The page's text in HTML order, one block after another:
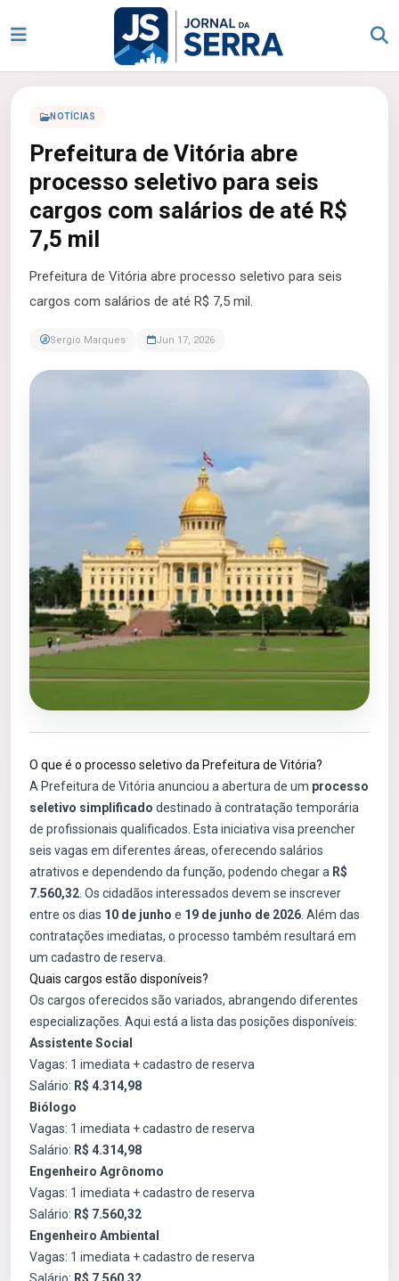
NOTÍCIAS
Prefeitura de Vitória abre
processo seletivo para seis
cargos com salários de até R$
7,5 mil
Prefeitura de Vitória abre processo seletivo para seis
cargos com salários de até R$ 7,5 mil.
Sergio Marques Jun 17, 2026
O que é o processo seletivo da Prefeitura de Vitória?
A Prefeitura de Vitória anunciou a abertura de um processo
seletivo simplificado destinado à contratação temporária
de profissionais qualificados. Esta iniciativa visa preencher
seis vagas em diferentes áreas, oferecendo salários
atrativos e dependendo da função, podendo chegar a R$
7.560,32 . Os cidadãos interessados devem se inscrever
entre os dias 10 de junho e 19 de junho de 2026 . Além das
contratações imediatas, o processo também resultará em
um cadastro de reserva.
Quais cargos estão disponíveis?
Os cargos oferecidos são variados, abrangendo diferentes
especializações. Aqui está a lista das posições disponíveis:
Assistente Social
Vagas: 1 imediata + cadastro de reserva
Salário: R$ 4.314,98
Biólogo
Vagas: 1 imediata + cadastro de reserva
Salário: R$ 4.314,98
Engenheiro Agrônomo
Vagas: 1 imediata + cadastro de reserva
Salário: R$ 7.560,32
Engenheiro Ambiental
Vagas: 1 imediata + cadastro de reserva